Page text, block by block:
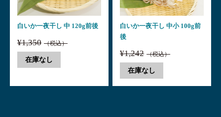
白いか一夜干し 中 120g前後
¥1,350 （税込）
在庫なし
白いか一夜干し 中小 100g前
後
¥1,242 （税込）
在庫なし